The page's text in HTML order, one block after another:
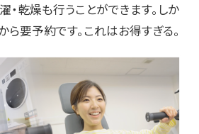
・乾燥も行うことができます。しか
ら要予約です。これはお得すぎる。